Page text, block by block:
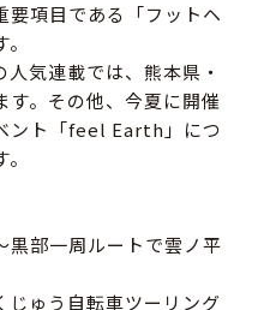
要項目である「フットヘ
気連載では、熊本県・
す。その他、今夏に開催
ント「feel Earth」につ
部一周ルートで雲ノ平
じゅう自転車ツーリング